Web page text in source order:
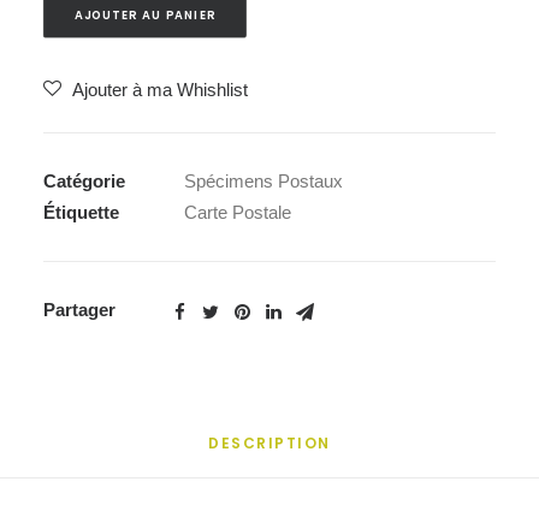
AJOUTER AU PANIER
Ajouter à ma Whishlist
Catégorie
Spécimens Postaux
Étiquette
Carte Postale
Partager
DESCRIPTION